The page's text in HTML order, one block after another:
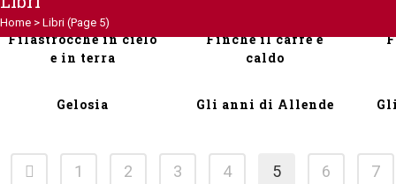
Home > Libri (Page 5)
Filastrocche in cielo
e in terra
Finché il caffè è
caldo
Gelosia Gli anni di Allende
1 2 3 4 5 6 7